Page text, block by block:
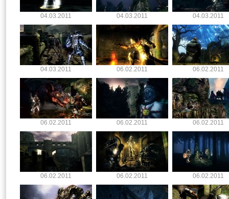
04.03.2011 04.03.2011 04.03.2011
04.03.2011 06.02.2011 06.02.2011
06.02.2011 06.02.2011 06.02.2011
06.02.2011 06.02.2011 06.02.2011